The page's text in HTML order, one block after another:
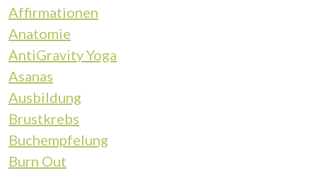
Affirmationen
Anatomie
AntiGravity Yoga
Asanas
Ausbildung
Brustkrebs
Buchempfelung
Burn Out